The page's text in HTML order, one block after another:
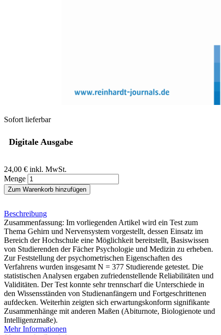
eines Multiple-Choice-Tests zur
Nervensystem
Sofort lieferbar
Digitale Ausgabe
24,00 € inkl. MwSt.
Menge
Zum Warenkorb hinzufügen
Beschreibung
Zusammenfassung: Im vorliegenden Artikel wird ein Test zum
Thema Gehirn und Nervensystem vorgestellt, dessen Einsatz im
Bereich der Hochschule eine Möglichkeit bereitstellt, Basiswissen
von Studierenden der Fächer Psychologie und Medizin zu erheben.
Zur Feststellung der psychometrischen Eigenschaften des
Verfahrens wurden insgesamt N = 377 Studierende getestet. Die
statistischen Analysen ergaben zufriedenstellende Reliabilitäten und
Validitäten. Der Test konnte sehr trennscharf die Unterschiede in
den Wissensständen von Studienanfängern und Fortgeschrittenen
aufdecken. Weiterhin zeigten sich erwartungskonform signifikante
Zusammenhänge mit anderen Maßen (Abiturnote, Biologienote und
Intelligenzmaße).
Mehr Informationen